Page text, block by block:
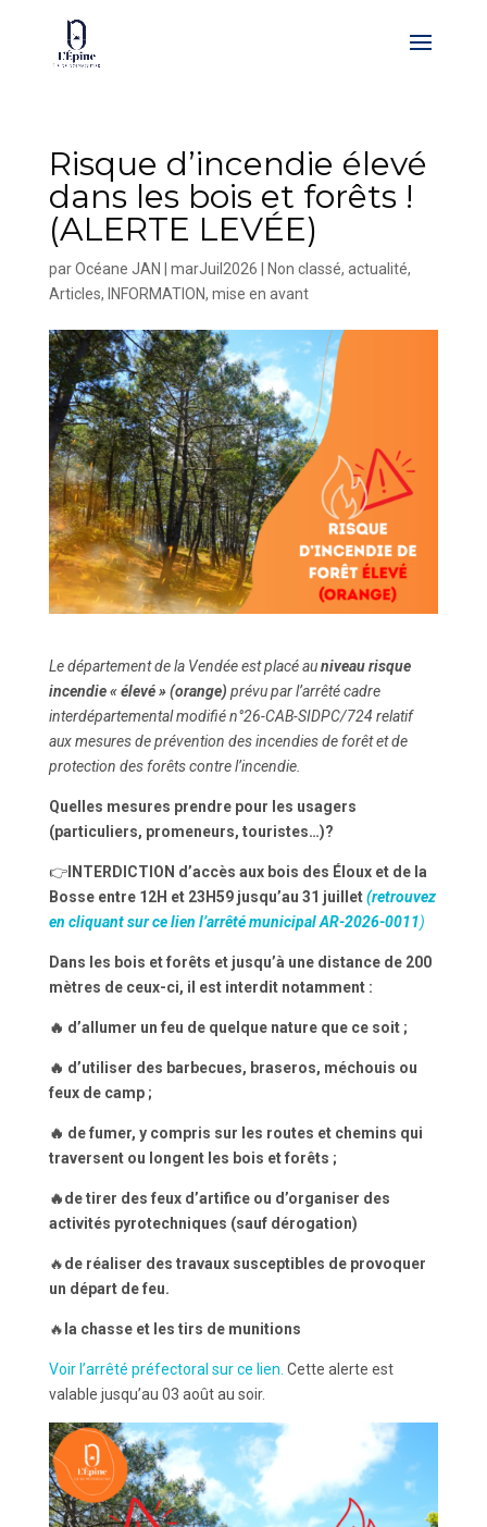
Risque d’incendie élevé
dans les bois et forêts !
(ALERTE LEVÉE)
parOcéane JAN marJuil2026 Non classé, actualité,
Articles, INFORMATION, mise en avant
Le département de la Vendée est placé auniveau risque
incendie « élevé » (orange) prévu par l’arrêté cadre
interdépartemental modifié n°26-CAB-SIDPC/724 relatif
aux mesures de prévention des incendies de forêt et de
protection des forêts contre l’incendie.
Quelles mesures prendre pour les usagers
(particuliers, promeneurs, touristes…)?
👉INTERDICTION d’accès aux bois des Éloux et de la
Bosse entre 12H et 23H59 jusqu’au 31 juillet(retrouvez
en cliquant sur ce lien l’arrêté municipal AR-2026-0011)
Dans les bois et forêts et jusqu’à une distance de 200
mètres de ceux-ci, il est interdit notamment :
🔥 d’allumer un feu de quelque nature que ce soit ;
🔥 d’utiliser des barbecues, braseros, méchouis ou
feux de camp ;
🔥 de fumer, y compris sur les routes et chemins qui
traversent ou longent les bois et forêts ;
🔥de tirer des feux d’artifice ou d’organiser des
activités pyrotechniques (sauf dérogation)
🔥de réaliser des travaux susceptibles de provoquer
un départ de feu.
🔥la chasse et les tirs de munitions
Voir l’arrêté préfectoral sur ce lien. Cette alerte est
valable jusqu’au 03 août au soir.